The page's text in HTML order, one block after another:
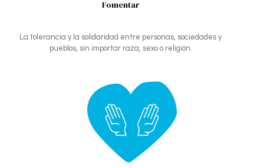
Fomentar
La tolerancia y la solidaridad entre personas, sociedades y
pueblos, sin importar raza, sexo o religión.